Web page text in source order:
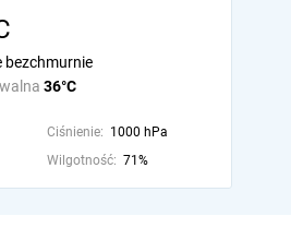
36°C
bezchmurnie
Ciśnienie: 1000 hPa
Wilgotność: 71%